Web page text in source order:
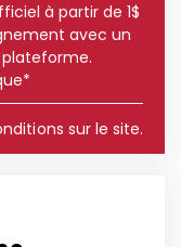
à partir de 1$
avec un
sur le site.